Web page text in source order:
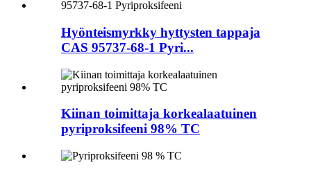
Hyönteismyrkky hyttysten tappaja
CAS 95737-68-1 Pyri...
Kiinan toimittaja korkealaatuinen
pyriproksifeeni 98% TC